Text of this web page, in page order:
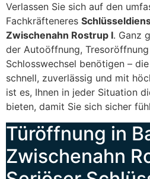
Verlassen Sie sich auf den
Fachkräfteneres
Zwischenahn Rostrup I. Ganz
der Autoöffnung,
Schlosswechsel benötigen –
schnell, zuverlässig und mit
ist es, Ihnen in jeder Situation
bieten, damit Sie sich sicher
Türöffnung in
Zwischenahn